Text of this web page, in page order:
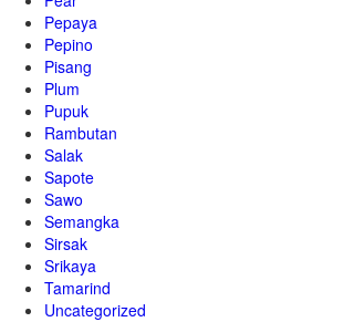
Pepaya
Pepino
Pisang
Plum
Pupuk
Rambutan
Salak
Sapote
Sawo
Semangka
Sirsak
Srikaya
Tamarind
Uncategorized